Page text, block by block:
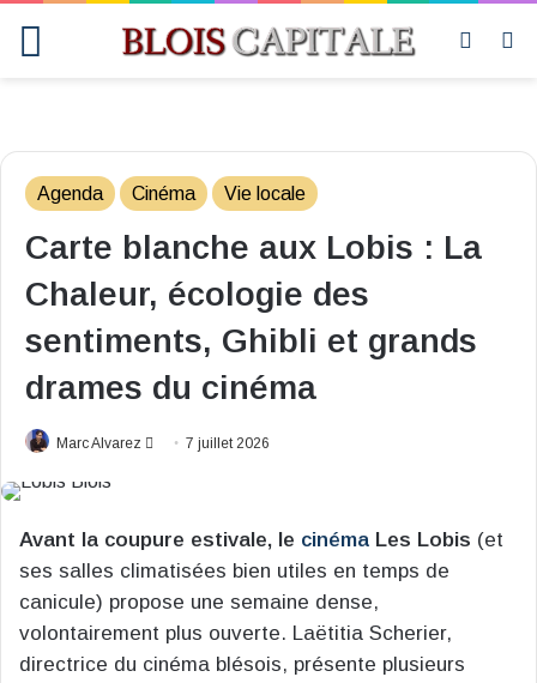
Switch
Agenda Cinéma Vie locale
Carte blanche aux Lobis : La
Chaleur, écologie des
sentiments, Ghibli et grands
drames du cinéma
Marc Alvarez
Envoyer7 juillet 2026
Avant la coupure estivale, le cinéma Les Lobis (et
ses salles climatisées bien utiles en temps de
canicule) propose une semaine dense,
volontairement plus ouverte. Laëtitia Scherier,
directrice du cinéma blésois, présente plusieurs